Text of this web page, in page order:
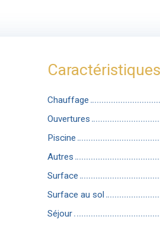
Chauffage
Ouvertures
Piscine
Autres
Surface
Surface au sol
Séjour